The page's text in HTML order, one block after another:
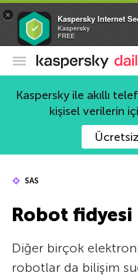
× Kaspersky Internet
Kaspersky
FREE
Kaspersky ile akıllı
kişisel verilerin
SAS
Robot fidyesi
Diğer birçok
robotlar da bilişim